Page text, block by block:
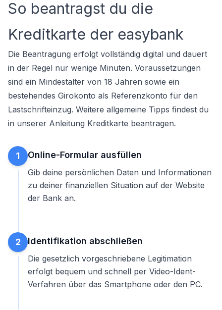
So beantragst du die
Kreditkarte der easybank
Die Beantragung erfolgt vollständig digital und dauert
in der Regel nur wenige Minuten. Voraussetzungen
sind ein Mindestalter von 18 Jahren sowie ein
bestehendes Girokonto als Referenzkonto für den
Lastschrifteinzug. Weitere allgemeine Tipps findest du
in unserer Anleitung Kreditkarte beantragen.
1 Online-Formular ausfüllen
Gib deine persönlichen Daten und Informationen
zu deiner finanziellen Situation auf der Website
der Bank an.
2 Identifikation abschließen
Die gesetzlich vorgeschriebene Legitimation
erfolgt bequem und schnell per Video-Ident-
Verfahren über das Smartphone oder den PC.